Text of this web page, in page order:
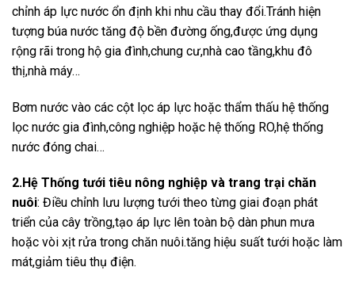
chỉnh áp lực nước ổn định khi nhu cầu thay đổi.Tránh hiện
tượng búa nước tăng độ bền đường ống,được ứng dụng
rộng rãi trong hộ gia đình,chung cư,nhà cao tầng,khu đô
thị,nhà máy…
Bơm nước vào các cột lọc áp lực hoặc thẩm thấu hệ thống
lọc nước gia đình,công nghiệp hoặc hệ thống RO,hệ thống
nước đóng chai…
2.Hệ Thống tưới tiêu nông nghiệp và trang trại chăn
nuôi: Điều chỉnh lưu lượng tưới theo từng giai đoạn phát
triển của cây trồng,tạo áp lực lên toàn bộ dàn phun mưa
hoặc vòi xịt rửa trong chăn nuôi.tăng hiệu suất tưới hoặc làm
mát,giảm tiêu thụ điện.